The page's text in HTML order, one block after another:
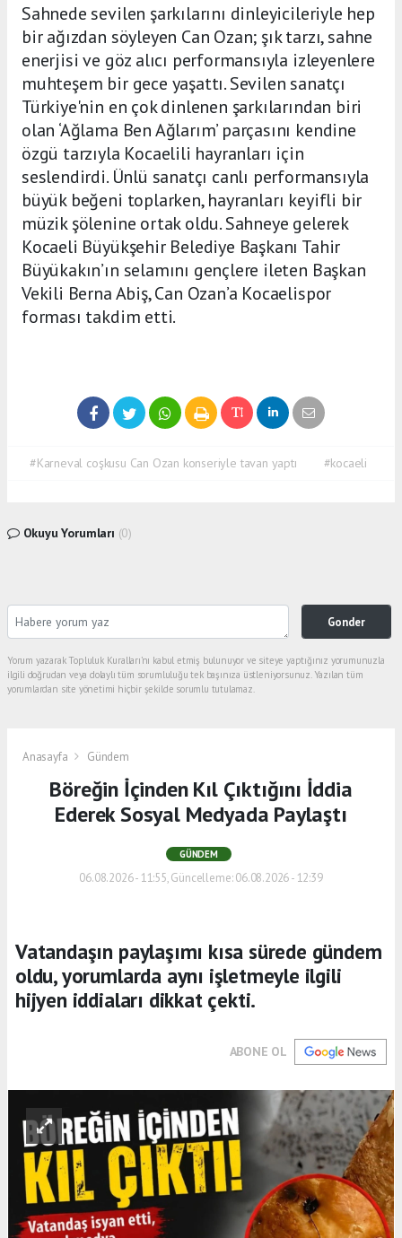
Sahnede sevilen şarkılarını dinleyicileriyle hep
bir ağızdan söyleyen Can Ozan; şık tarzı, sahne
enerjisi ve göz alıcı performansıyla izleyenlere
muhteşem bir gece yaşattı. Sevilen sanatçı
Türkiye'nin en çok dinlenen şarkılarından biri
olan ‘Ağlama Ben Ağlarım’ parçasını kendine
özgü tarzıyla Kocaelili hayranları için
seslendirdi. Ünlü sanatçı canlı performansıyla
büyük beğeni toplarken, hayranları keyifli bir
müzik şölenine ortak oldu. Sahneye gelerek
Kocaeli Büyükşehir Belediye Başkanı Tahir
Büyükakın’ın selamını gençlere ileten Başkan
Vekili Berna Abiş, Can Ozan’a Kocaelispor
forması takdim etti.
#Karneval coşkusu Can Ozan konseriyle tavan yaptı #kocaeli
Okuyu Yorumları (0)
Gonder
Yorum yazarak Topluluk Kuralları’nı kabul etmiş bulunuyor ve siteye yaptığınız yorumunuzla
ilgili doğrudan veya dolaylı tüm sorumluluğu tek başınıza üstleniyorsunuz. Yazılan tüm
yorumlardan site yönetimi hiçbir şekilde sorumlu tutulamaz.
Anasayfa Gündem
Böreğin İçinden Kıl Çıktığını İddia
Ederek Sosyal Medyada Paylaştı
GÜNDEM
06.08.2026 - 11:55, Güncelleme: 06.08.2026 - 12:39
Vatandaşın paylaşımı kısa sürede gündem
oldu, yorumlarda aynı işletmeyle ilgili
hijyen iddiaları dikkat çekti.
ABONE OL